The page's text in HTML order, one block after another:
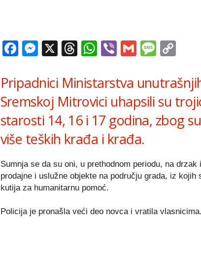
Facebook
Messenger
X Threads
WhatsApp
ViberGmail
Pripadnici Ministarstva
Sremskoj Mitrovici uhapsili su
starosti 14, 16 i 17 godina, zbog
više teških krađa i krađa.
Sumnja se da su oni, u prethodnom periodu, na
prodajne i uslužne objekte na području grada, iz
kutija za humanitarnu pomoć.
Policija je pronašla veći deo novca i vratila vlasnicima.